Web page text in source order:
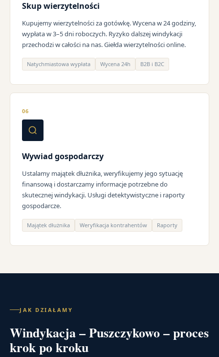
Skup wierzytelności
Kupujemy wierzytelności za gotówkę. Wycena w 24 godziny,
wypłata w 3–5 dni roboczych. Ryzyko dalszej windykacji
przechodzi w całości na nas. Giełda wierzytelności online.
Natychmiastowa wypłata Wycena 24h B2B i B2C
06
Wywiad gospodarczy
Ustalamy majątek dłużnika, weryfikujemy jego sytuację
finansową i dostarczamy informacje potrzebne do
skutecznej windykacji. Usługi detektywistyczne i raporty
gospodarcze.
Majątek dłużnika Weryfikacja kontrahentów Raporty
JAK DZIAŁAMY
Windykacja – Puszczykowo – proces
krok po kroku